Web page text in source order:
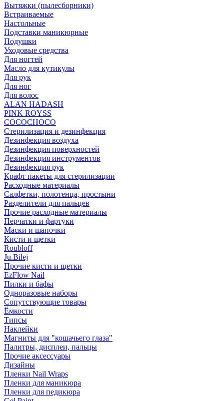
Вытяжки (пылесборники)
Встраиваемые
Настольные
Подставки маникюрные
Подушки
Уходовые средства
Для ногтей
Масло для кутикулы
Для рук
Для ног
Для волос
ALAN HADASH
PINK ROYSS
COCOCHOCO
Стерилизация и дезинфекция
Дезинфекция воздуха
Дезинфекция поверхностей
Дезинфекция инструментов
Дезинфекция рук
Крафт пакеты для стерилизации
Расходные материалы
Салфетки, полотенца, простыни
Разделители для пальцев
Прочие расходные материалы
Перчатки и фартуки
Маски и шапочки
Кисти и щетки
Roubloff
Ju.Bilej
Прочие кисти и щетки
EzFlow Nail
Пилки и бафы
Одноразовые наборы
Сопутствующие товары
Ёмкости
Типсы
Наклейки
Магниты для "кошачьего глаза"
Палитры, дисплеи, пальцы
Прочие аксессуары
Дизайны
Пленки Nail Wraps
Пленки для маникюра
Пленки для педикюра